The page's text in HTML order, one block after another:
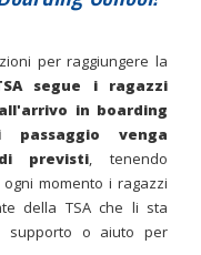
per raggiungere la
segue i ragazzi
in boarding
venga
previsti, tenendo
momento i ragazzi
della TSA che li sta
supporto o aiuto per